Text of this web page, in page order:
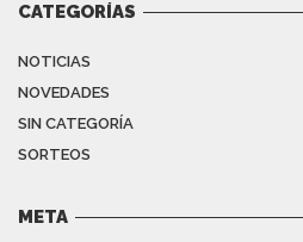
CATEGORÍAS
NOTICIAS
NOVEDADES
SIN CATEGORÍA
SORTEOS
META